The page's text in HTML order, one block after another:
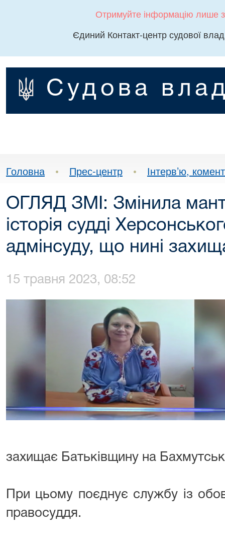
Отримуйте інформацію лише
Єдиний Контакт-центр судової
Судова
Головна • Прес-центр • Інтерв’ю,
ОГЛЯД ЗМІ: Змінила
історія судді
адмінсуду, що нині
15 травня 2023, 08:52
захищає Батьківщину на
При цьому поєднує службу із
правосуддя.